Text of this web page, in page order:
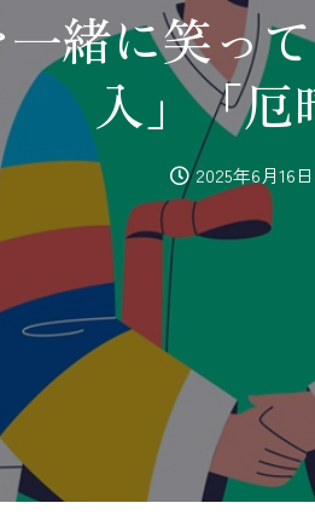
緒に笑っ
入」「
2025年6月16日